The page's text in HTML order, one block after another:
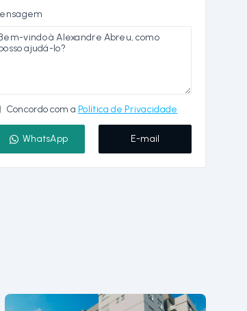
Concordo com a Política de Privacidade
WhatsApp E-mail